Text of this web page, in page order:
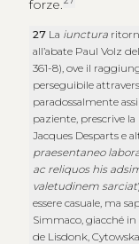
forze.
27 La iunctura
all’abate Paul Volz
361-8), ove il
perseguibile
paradossalmente
paziente, prescrive
Jacques Desparts e
praesentaneo
ac reliquos his
valetudinem sarciat
essere casuale, ma
Simmaco, giacché in
de Lisdonk,